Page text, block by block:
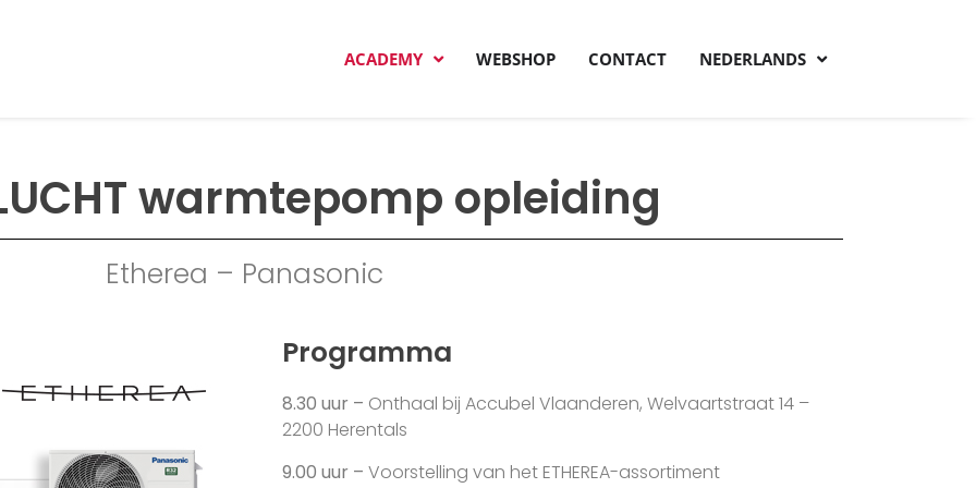
ACADEMY WEBSHOP CONTACT NEDERLANDS
warmtepomp opleiding
Etherea – Panasonic
Programma
8.30 uur – Onthaal bij Accubel Vlaanderen, Welvaartstraat 14 –
2200 Herentals
9.00 uur – Voorstelling van het ETHEREA-assortiment